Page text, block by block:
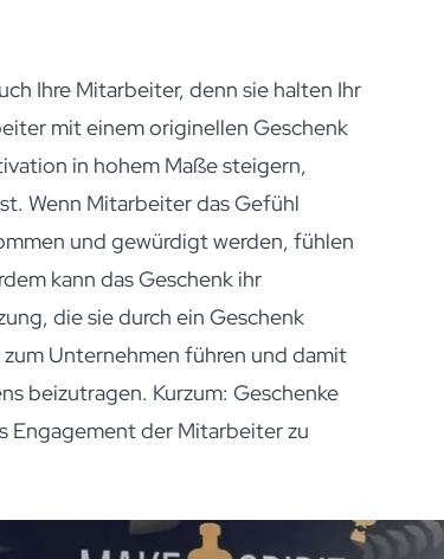
Ihre Mitarbeiter, denn sie halten Ihr
mit einem originellen Geschenk
in hohem Maße steigern,
Wenn Mitarbeiter das Gefühl
und gewürdigt werden, fühlen
kann das Geschenk ihr
die sie durch ein Geschenk
Unternehmen führen und damit
beizutragen. Kurzum: Geschenke
Engagement der Mitarbeiter zu